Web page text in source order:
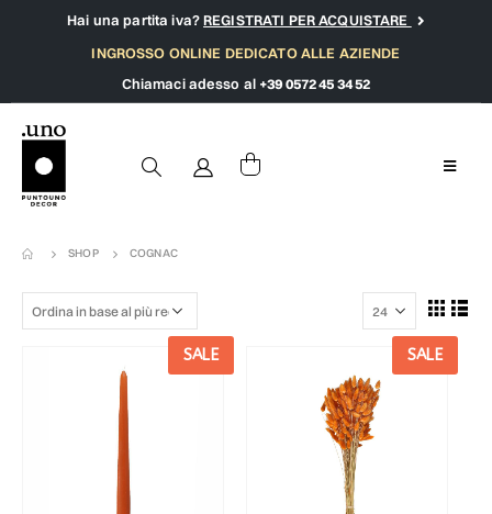
Hai una partita iva?REGISTRATI PER ACQUISTARE
INGROSSO ONLINE DEDICATO ALLE AZIENDE
Chiamaci adesso al +39 0572 45 34 52
SHOP COGNAC
SALE SALE